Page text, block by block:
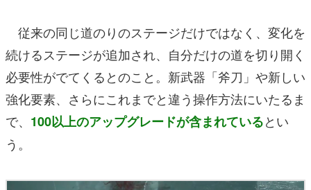
従来の同じ道のりのステージだけではなく、変化を
続けるステージが追加され、自分だけの道を切り開く
必要性がでてくるとのこと。新武器「斧刀」や新しい
強化要素、さらにこれまでと違う操作方法にいたるま
で、 100以上のアップグレードが含まれているとい
う。